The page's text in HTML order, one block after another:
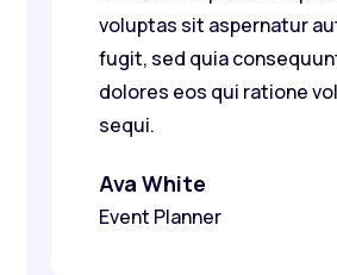
voluptas sit aspernatur
fugit, sed quia
dolores eos qui ratione
sequi.
Ava White
Event Planner